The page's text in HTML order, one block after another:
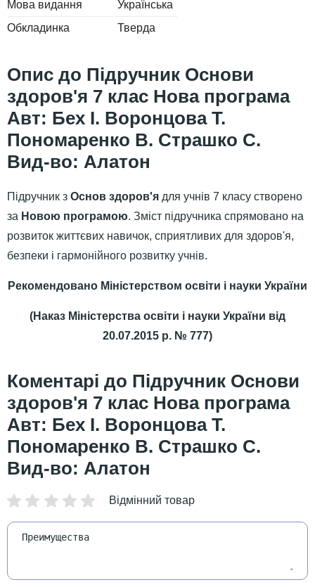
Мова видання
Українська
Обкладинка
Тверда
Підручник Основи
здоров'я 7 клас Нова програма
Авт: Бех І. Воронцова Т.
Пономаренко В. Страшко С.
Вид-во: Алатон
Підручник з Основ здоров'я для учнів 7 класу створено
за Новою програмою. Зміст підручника спрямовано на
розвиток життєвих навичок, сприятливих для здоров'я,
безпеки і гармонійного розвитку учнів.
Рекомендовано Міністерством освіти і науки України
(Наказ Міністерства освіти і науки України від
20.07.2015 р. № 777)
Підручник Основи
здоров'я 7 клас Нова програма
Авт: Бех І. Воронцова Т.
Пономаренко В. Страшко С.
Вид-во: Алатон